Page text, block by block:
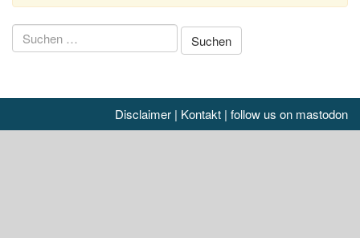
Suchen
nach:
Disclaimer | Kontakt | follow us on mastodon